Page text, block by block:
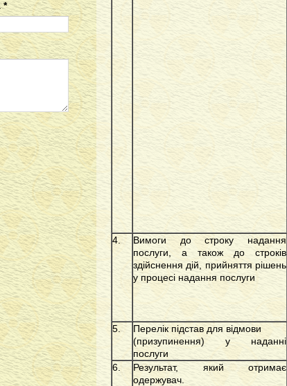
4.
Вимоги до строку надання
послуги, а також до строків
здійснення дій, прийняття рішень
у процесі надання послуги
5.
Перелік підстав для відмови
(призупинення) у наданні
послуги
6.
Результат, який отримає
одержувач.
*